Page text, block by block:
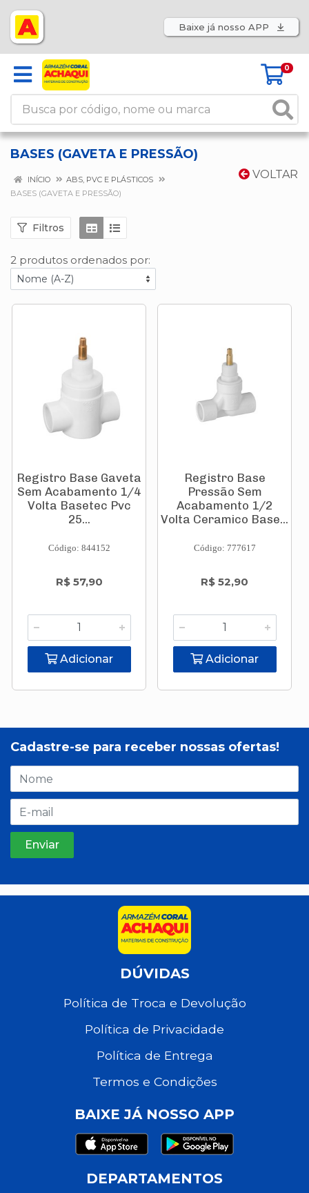
Baixe já nosso APP
0
BASES (GAVETA E PRESSÃO)
VOLTAR
INÍCIO
ABS, PVC E PLÁSTICOS
BASES (GAVETA E PRESSÃO)
Filtros
2 produtos ordenados por:
Registro Base Gaveta
Sem Acabamento 1/4
Volta Basetec Pvc
25...
Código: 844152
R$ 57,90
Adicionar
Registro Base
Pressão Sem
Acabamento 1/2
Volta Ceramico Base...
Código: 777617
R$ 52,90
Adicionar
Cadastre-se para receber nossas ofertas!
DÚVIDAS
Política de Troca e Devolução
Política de Privacidade
Política de Entrega
Termos e Condições
BAIXE JÁ NOSSO APP
DEPARTAMENTOS